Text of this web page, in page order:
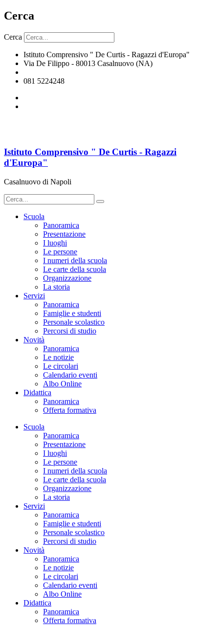
Cerca
Cerca
Istituto Comprensivo " De Curtis - Ragazzi d'Europa"
Via De Filippo - 80013 Casalnuovo (NA)
081 5224248
Istituto Comprensivo " De Curtis - Ragazzi
d'Europa"
Casalnuovo di Napoli
Scuola
Panoramica
Presentazione
I luoghi
Le persone
I numeri della scuola
Le carte della scuola
Organizzazione
La storia
Servizi
Panoramica
Famiglie e studenti
Personale scolastico
Percorsi di studio
Novità
Panoramica
Le notizie
Le circolari
Calendario eventi
Albo Online
Didattica
Panoramica
Offerta formativa
Scuola
Panoramica
Presentazione
I luoghi
Le persone
I numeri della scuola
Le carte della scuola
Organizzazione
La storia
Servizi
Panoramica
Famiglie e studenti
Personale scolastico
Percorsi di studio
Novità
Panoramica
Le notizie
Le circolari
Calendario eventi
Albo Online
Didattica
Panoramica
Offerta formativa